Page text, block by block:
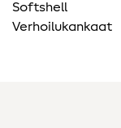
Softshell
Verhoilukankaat